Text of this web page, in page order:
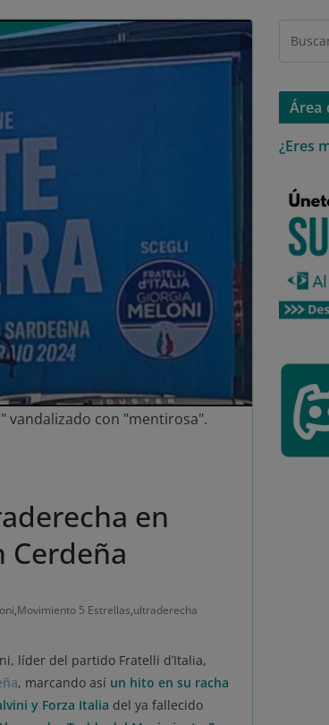
vandalizado con "mentirosa".
en
,Movimiento 5 Estrellas,ultraderecha
líder del partido Fratelli d’Italia,
, marcando así un hito en su racha
y Forza Italia del ya fallecido
Área
¿Eres